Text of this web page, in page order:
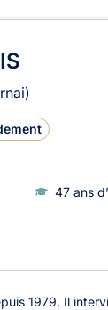
à
47 ans
1979. Il